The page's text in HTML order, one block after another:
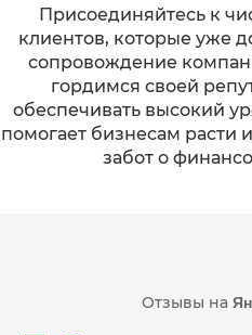
Присоединяйтесь к
клиентов, которые уже
сопровождение
гордимся своей
обеспечивать высокий
помогает бизнесам расти
забот о
Отзывы на